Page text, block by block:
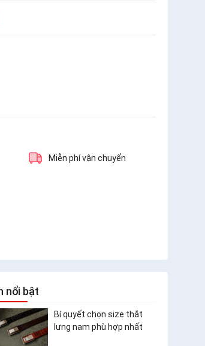
Miễn phí vận chuyển
nổi bật
Bí quyết chọn size thắt
lưng nam phù hợp nhất